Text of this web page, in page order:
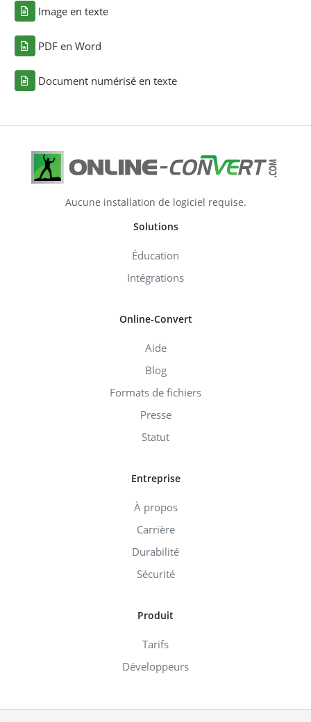
Image en texte
PDF en Word
Document numérisé en texte
Aucune installation de logiciel requise.
Solutions
Éducation
Intégrations
Online-Convert
Aide
Blog
Formats de fichiers
Presse
Statut
Entreprise
À propos
Carrière
Durabilité
Sécurité
Produit
Tarifs
Développeurs